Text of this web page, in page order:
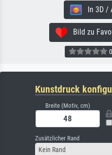
In 3D /
Bild zu
Kunstdruck
Breite (Motiv, cm)
Zusätzlicher Rand
Kein Rand